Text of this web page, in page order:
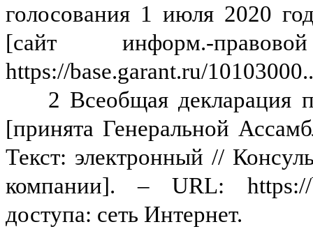
голосования 1 июля 2020
[сайт информ.-
https://base.garant.ru/
2 Всеобщая декларация
[принята Генеральной
Текст: электронный //
компании]. – URL: https://
доступа: сеть Интернет.